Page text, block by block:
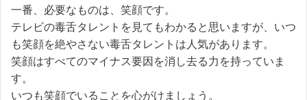
一番、必要なものは、笑顔です。
テレビの毒舌タレントを見てもわかると思いますが、いつ
も笑顔を絶やさない毒舌タレントは人気があります。
笑顔はすべてのマイナス要因を消し去る力を持っていま
す。
いつも笑顔でいることを心がけましょう。